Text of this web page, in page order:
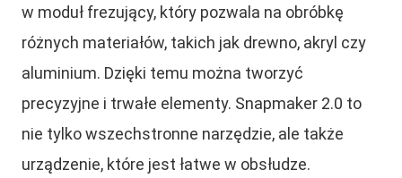
w moduł frezujący, który pozwala na obróbkę
różnych materiałów, takich jak drewno, akryl czy
aluminium. Dzięki temu można tworzyć
precyzyjne i trwałe elementy. Snapmaker 2.0 to
nie tylko wszechstronne narzędzie, ale także
urządzenie, które jest łatwe w obsłudze.